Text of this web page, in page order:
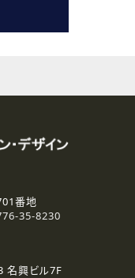
様
用いたします。
ずれかの方法とい
めに利用いたしま
ために利用いたし
ずれかの方法とい
に従う場合を除き、
たした委託先に、個
番地
35-8230
名興ビル7F